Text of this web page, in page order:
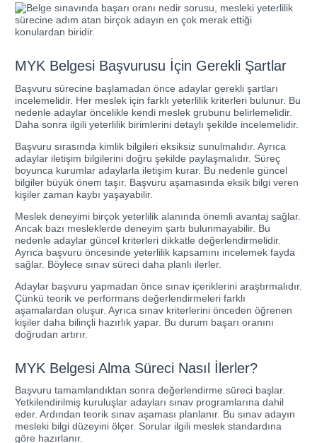
MYK Belgesi Başvurusu İçin Gerekli Şartlar
Başvuru sürecine başlamadan önce adaylar gerekli şartları
incelemelidir. Her meslek için farklı yeterlilik kriterleri bulunur. Bu
nedenle adaylar öncelikle kendi meslek grubunu belirlemelidir.
Daha sonra ilgili yeterlilik birimlerini detaylı şekilde incelemelidir.
Başvuru sırasında kimlik bilgileri eksiksiz sunulmalıdır. Ayrıca
adaylar iletişim bilgilerini doğru şekilde paylaşmalıdır. Süreç
boyunca kurumlar adaylarla iletişim kurar. Bu nedenle güncel
bilgiler büyük önem taşır. Başvuru aşamasında eksik bilgi veren
kişiler zaman kaybı yaşayabilir.
Meslek deneyimi birçok yeterlilik alanında önemli avantaj sağlar.
Ancak bazı mesleklerde deneyim şartı bulunmayabilir. Bu
nedenle adaylar güncel kriterleri dikkatle değerlendirmelidir.
Ayrıca başvuru öncesinde yeterlilik kapsamını incelemek fayda
sağlar. Böylece sınav süreci daha planlı ilerler.
Adaylar başvuru yapmadan önce sınav içeriklerini araştırmalıdır.
Çünkü teorik ve performans değerlendirmeleri farklı
aşamalardan oluşur. Ayrıca sınav kriterlerini önceden öğrenen
kişiler daha bilinçli hazırlık yapar. Bu durum başarı oranını
doğrudan artırır.
MYK Belgesi Alma Süreci Nasıl İlerler?
Başvuru tamamlandıktan sonra değerlendirme süreci başlar.
Yetkilendirilmiş kuruluşlar adayları sınav programlarına dahil
eder. Ardından teorik sınav aşaması planlanır. Bu sınav adayın
mesleki bilgi düzeyini ölçer. Sorular ilgili meslek standardına
göre hazırlanır.